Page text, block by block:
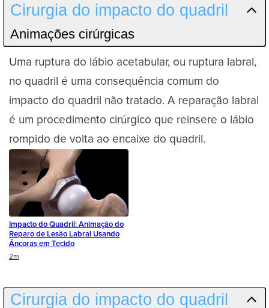
Cirurgia do impacto do quadril
Animações cirúrgicas
Uma ruptura do lábio acetabular, ou ruptura labral,
no quadril é uma consequência comum do
impacto do quadril não tratado. A reparação labral
é um procedimento cirúrgico que reinsere o lábio
rompido de volta ao encaixe do quadril.
Impacto do Quadril: Animação do
Reparo de Lesão Labral Usando
Âncoras em Tecido
Duration
2m
Cirurgia do impacto do quadril